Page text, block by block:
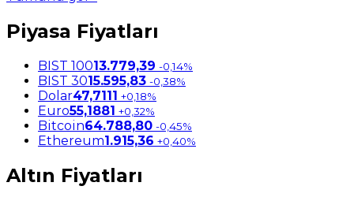
Piyasa Fiyatları
BIST 10013.779,39 -0,14%
BIST 3015.595,83 -0,38%
Dolar47,7111 +0,18%
Euro55,1881 +0,32%
Bitcoin64.788,80 -0,45%
Ethereum1.915,36 +0,40%
Altın Fiyatları